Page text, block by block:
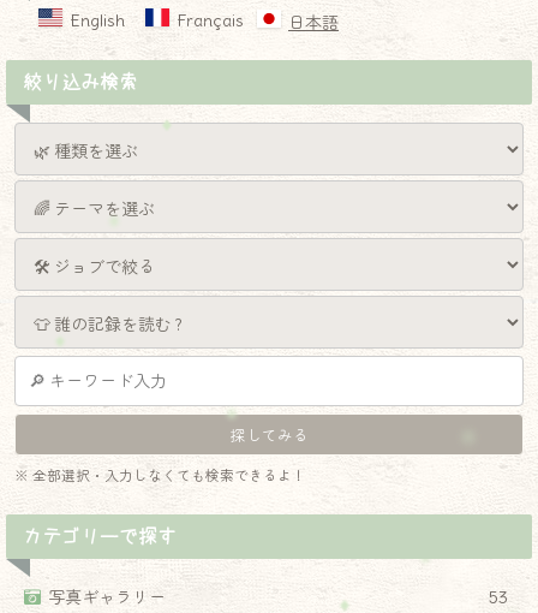
English Français 日本語
絞り込み検索
※ 全部選択・入力しなくても検索できるよ！
カテゴリーで探す
写真ギャラリー
53